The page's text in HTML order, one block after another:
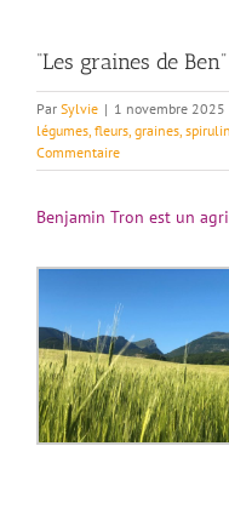
“Les graines de
Par Sylvie | 1 novembre 2025
légumes, fleurs, graines,
Commentaire
Benjamin Tron est un